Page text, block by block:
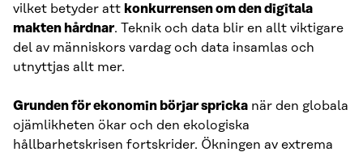
vilket betyder att konkurrensen om den digitala
makten hårdnar. Teknik och data blir en allt viktigare
del av människors vardag och data insamlas och
utnyttjas allt mer.
Grunden för ekonomin börjar spricka när den globala
ojämlikheten ökar och den ekologiska
hållbarhetskrisen fortskrider. Ökningen av extrema